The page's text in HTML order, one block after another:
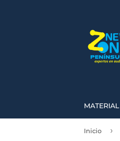
MATERIAL
Inicio ›